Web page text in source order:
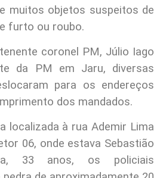
muitos objetos suspeitos de
furto ou roubo.
coronel PM, Júlio Iago
da PM em Jaru, diversas
para os endereços
dos mandados.
localizada à rua Ademir Lima
06, onde estava Sebastião
33 anos, os policiais